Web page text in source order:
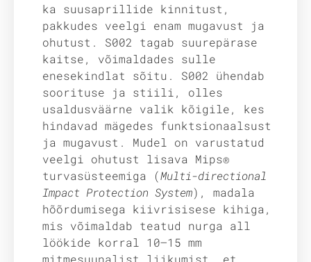
ka suusaprillide kinnitust,
pakkudes veelgi enam mugavust ja
ohutust. S002 tagab suurepärase
kaitse, võimaldades sulle
enesekindlat sõitu. S002 ühendab
soorituse ja stiili, olles
usaldusväärne valik kõigile, kes
hindavad mägedes funktsionaalsust
ja mugavust. Mudel on varustatud
veelgi ohutust lisava Mips®
turvasüsteemiga (Multi-directional
Impact Protection System), madala
hõõrdumisega kiivrisisese kihiga,
mis võimaldab teatud nurga all
löökide korral 10–15 mm
mitmesuunalist liikumist, et